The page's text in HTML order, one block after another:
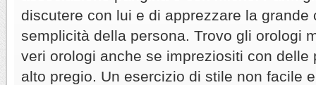
discutere con lui e di apprezzare la grande
semplicità della persona. Trovo gli orologi
veri orologi anche se impreziositi con delle
alto pregio. Un esercizio di stile non facile